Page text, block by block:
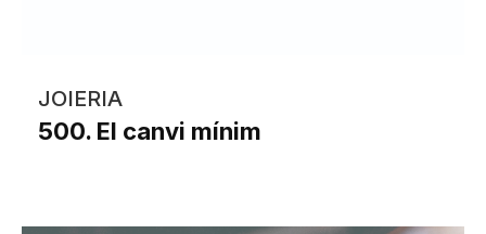
JOIERIA
500. El canvi mínim